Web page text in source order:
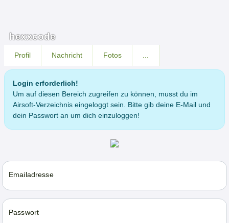
hexxcode
Profil Nachricht Fotos
Login erforderlich!
Um auf diesen Bereich zugreifen zu können, musst du im
Airsoft-Verzeichnis eingeloggt sein. Bitte gib deine E-Mail und
dein Passwort an um dich einzuloggen!
Emailadresse
Passwort